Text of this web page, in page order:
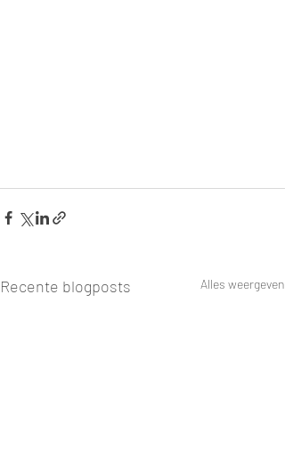
Recente blogposts Alles weergeven